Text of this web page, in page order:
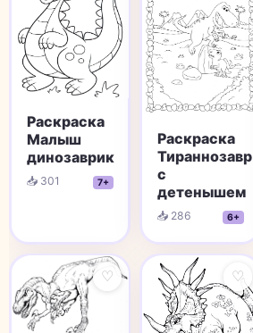
Раскраска
Малыш
динозаврик
📥 301 7+
Раскраска
Тираннозавр
с
детенышем
📥 286 6+
♡ ♡